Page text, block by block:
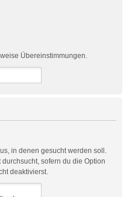
Übereinstimmungen.
in denen gesucht werden soll.
sofern du die Option
deaktivierst.